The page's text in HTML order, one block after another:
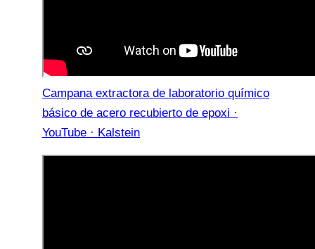
Campana extractora de laboratorio químico
básico de acero recubierto de epoxi ·
YouTube · Kalstein